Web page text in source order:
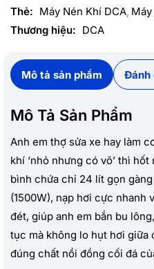
Thẻ: Máy Nén Khí DCA
Thương hiệu: DCA
Mô tả sản phẩm Đánh
Mô Tả Sản Phẩm
Anh em thợ sửa xe hay làm
khí ‘nhỏ nhưng có võ’ thì hốt
bình chứa chỉ 24 lít gọn
(1500W), nạp hơi cực nhanh
đét, giúp anh em bắn bu
tục mà không lo hụt hơi giữa
đúng chất nồi đồng cối đá